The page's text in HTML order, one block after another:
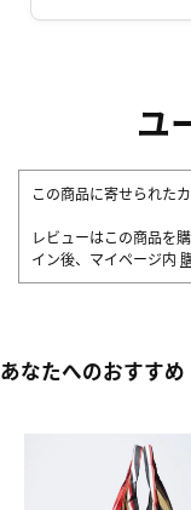
ユ
この商品に寄せられた
レビューはこの商品を
イン後、マイページ内
あなたへのおすすめ